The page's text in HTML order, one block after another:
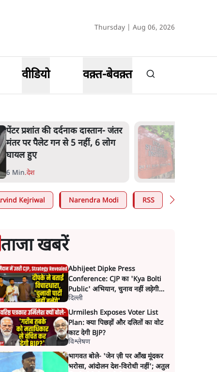
Thursday | Aug 06, 2026
वीडियो वक़्त-बेवक़्त
पेंटर प्रशांत की दर्दनाक दास्तान- जंतर
मंतर पर पैलेट गन से 5 नहीं, 6 लोग
घायल हुए
6 Min.देश
Kejriwal Narendra Modi RSS
ताजा खबरें
Abhijeet Dipke Press
Conference: CJP का 'Kya Bolti
Public' अभियान, चुनाव नहीं लड़ेगी
CJP!
दिल्ली
Urmilesh Exposes Voter List
Plan: क्या पिछड़ों और दलितों का वोट
काट देगी BJP?
विश्लेषण
भागवत बोले- 'जेन ज़ी पर आँख मूंदकर
भरोसा, आंदोलन देश-विरोधी नहीं'; अतुल